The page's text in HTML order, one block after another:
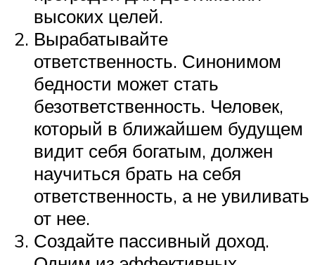
высоких целей.
Вырабатывайте
ответственность. Синонимом
бедности может стать
безответственность. Человек,
который в ближайшем будущем
видит себя богатым, должен
научиться брать на себя
ответственность, а не увиливать
от нее.
Создайте пассивный доход.